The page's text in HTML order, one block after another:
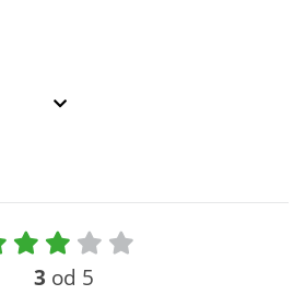
3 od 5